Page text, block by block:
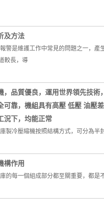
及方法
警是維護工作中常見的問題之一，
較長，導
，品質優良，運用世界領先技
可靠，機組具有高壓 低壓 油壓
況下，均能正常
製冷壓縮機按照結構方式，可分為
構作用
的每一個組成部分都至關重要，都